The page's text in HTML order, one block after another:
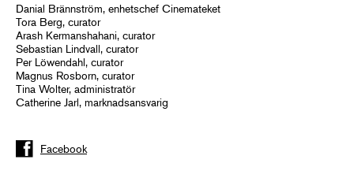
Danial Brännström, enhetschef Cinemateket
Tora Berg, curator
Arash Kermanshahani, curator
Sebastian Lindvall, curator
Per Löwendahl, curator
Magnus Rosborn, curator
Tina Wolter, administratör
Catherine Jarl, marknadsansvarig
Facebook